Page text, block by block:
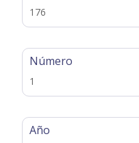
176
Número
1
Año